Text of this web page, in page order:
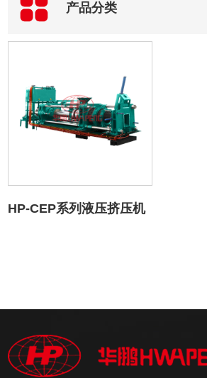
产品分类
HP-CEP系列液压挤压机